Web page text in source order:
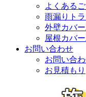
よくある
雨漏りト
外壁カバ
屋根カバ
お問い合わせ
お問い合
お見積もり